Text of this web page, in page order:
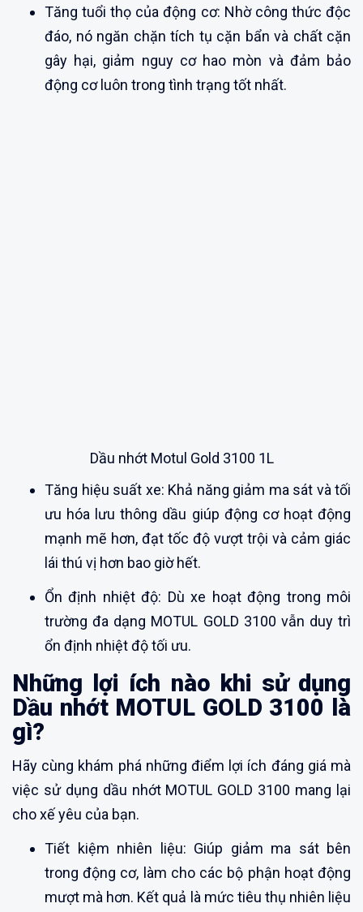
Tăng tuổi thọ của động cơ: Nhờ công thức độc
đáo, nó ngăn chặn tích tụ cặn bẩn và chất cặn
gây hại, giảm nguy cơ hao mòn và đảm bảo
động cơ luôn trong tình trạng tốt nhất.
Dầu nhớt Motul Gold 3100 1L
Tăng hiệu suất xe: Khả năng giảm ma sát và tối
ưu hóa lưu thông dầu giúp động cơ hoạt động
mạnh mẽ hơn, đạt tốc độ vượt trội và cảm giác
lái thú vị hơn bao giờ hết.
Ổn định nhiệt độ: Dù xe hoạt động trong môi
trường đa dạng MOTUL GOLD 3100 vẫn duy trì
ổn định nhiệt độ tối ưu.
Những lợi ích nào khi sử dụng
Dầu nhớt MOTUL GOLD 3100 là
gì?
Hãy cùng khám phá những điểm lợi ích đáng giá mà
việc sử dụng dầu nhớt MOTUL GOLD 3100 mang lại
cho xế yêu của bạn.
Tiết kiệm nhiên liệu: Giúp giảm ma sát bên
trong động cơ, làm cho các bộ phận hoạt động
mượt mà hơn. Kết quả là mức tiêu thụ nhiên liệu